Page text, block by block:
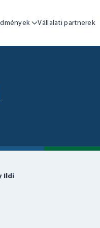
Vállalati partnerek
Ildi